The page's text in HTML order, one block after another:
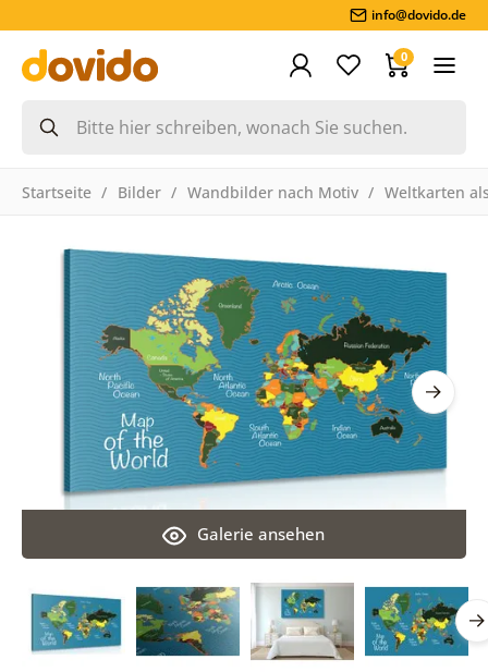
info@dovido.de
0
Startseite Bilder Wandbilder nach Motiv Weltkarten
Galerie ansehen